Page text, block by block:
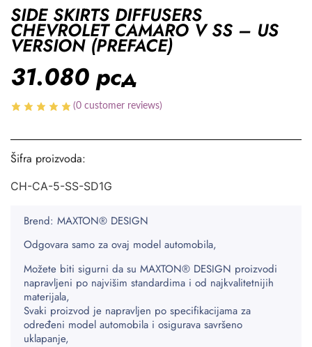
SIDE SKIRTS DIFFUSERS
CHEVROLET CAMARO V SS – US
VERSION (PREFACE)
31.080 рсд
(0 customer reviews)
Šifra proizvoda:
CH-CA-5-SS-SD1G
Brend: MAXTON® DESIGN
Odgovara samo za ovaj model automobila,
Možete biti sigurni da su MAXTON® DESIGN proizvodi
napravljeni po najvišim standardima i od najkvalitetnijih
materijala,
Svaki proizvod je napravljen po specifikacijama za
određeni model automobila i osigurava savršeno
uklapanje,